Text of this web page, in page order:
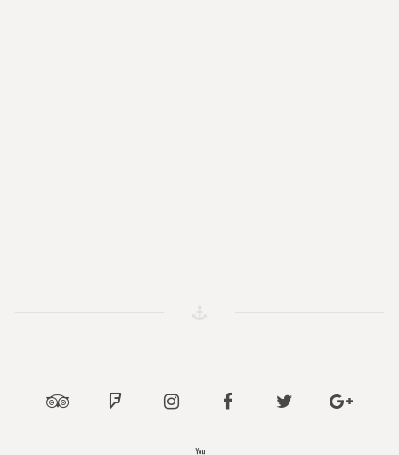
TripadvisorFoursquareInstagram Facebook Twitter